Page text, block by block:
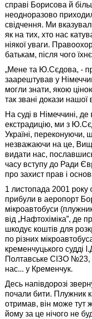
справі Борисова й
неодноразово
свідчення. Ми
як на тих, хто нас
ніякої уваги.
батькам, після чого
„Мене та Ю.Сєдова, -
заарештував у
могли знати, якою
так звані докази нашої
На суді в Німеччині,
екстрадицію, ми з
Україні, переконуючи,
незважаючи на це,
видати нас,
часу вступу до Ради
про захист прав і
1 листопада 2001 року
прибули в аеропорт
мікроавтобуси
від „Нафтохіміка”, де
шкодує коштів для
по різних
кременчуцького судді
Полтавське СІЗО №23,
нас... у Кременчук.
Десь напівдорозі
почали бити. Плужник
отримав, він може тут
йому за це нічого не